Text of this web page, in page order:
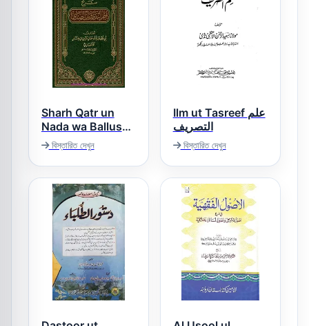
Sharh Qatr un
Nada wa Ballus
Sada شرح قطر
الندى و بل الصدى
বিস্তারিত দেখুন
Ilm ut Tasreef علم
التصریف
বিস্তারিত দেখুন